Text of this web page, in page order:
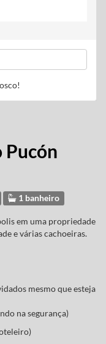
Pucón
1 banheiro
em uma propriedade
e várias cachoeiras.
mesmo que esteja
na segurança)